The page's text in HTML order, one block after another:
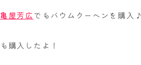
亀屋芳広でもバウムクーヘンを購入♪
も購入したよ！